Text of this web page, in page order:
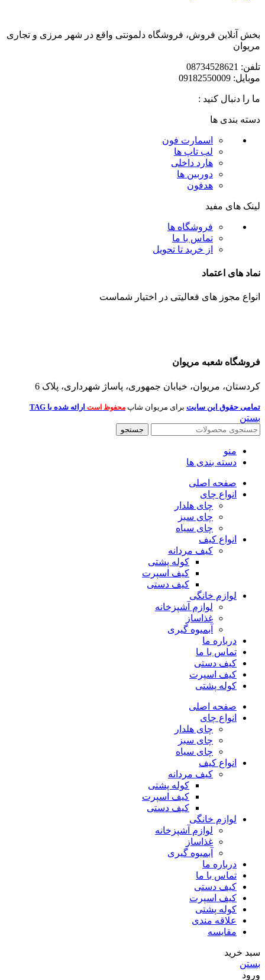
بخش آنلاین فروش، فروشگاه دلمونتی واقع در شهر مرزی و تجاری
مریوان
تلفن: 08734528621
موبایل: 09182550009
ما را دنبال کنید :
دسته بندی ها
اسمارت فون
لب تاپ ها
هارد داخلی
دوربین ها
هدفون
لینک های مفید
فروشگاه ها
تماس با ما
از خرید تا تحویل
نماد های اعتماد
انواع مجوز های فعالیتی در اختیار شماست
فروشگاه شعبه مریوان
کردستان، مریوان، خیابان جمهوری، پاساژ شهرداری، پلاک 6
تمامی حقوق این سایت برای مریوان شاپ محفوظ است ارائه شده با TAG
بستن
جستجو
منو
دسته بندی ها
صفحه اصلی
انواع چای
چای هلدار
چای سبز
چای سیاه
انواع کیف
کیف مردانه
کوله پشتی
کیف اسپرت
کیف دستی
لوازم خانگی
لوازم آشپزخانه
غذاساز
آبمیوه گیری
درباره ما
تماس با ما
کیف دستی
کیف اسپرت
کوله پشتی
صفحه اصلی
انواع چای
چای هلدار
چای سبز
چای سیاه
انواع کیف
کیف مردانه
کوله پشتی
کیف اسپرت
کیف دستی
لوازم خانگی
لوازم آشپزخانه
غذاساز
آبمیوه گیری
درباره ما
تماس با ما
کیف دستی
کیف اسپرت
کوله پشتی
علاقه مندی
مقایسه
سبد خرید
بستن
ورود